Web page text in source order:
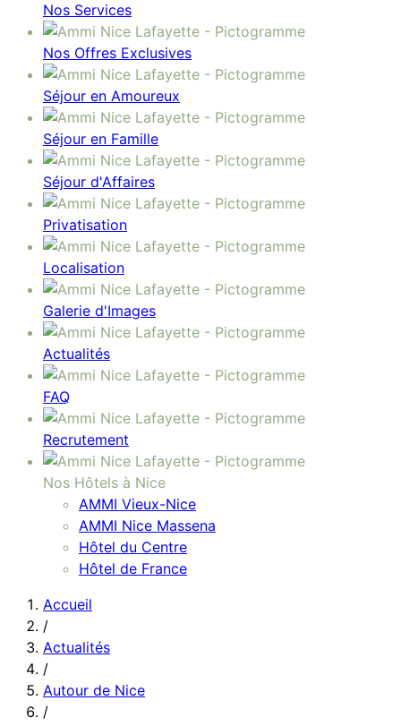
Nos Services
Nos Offres Exclusives
Séjour en Amoureux
Séjour en Famille
Séjour d'Affaires
Privatisation
Localisation
Galerie d'Images
Actualités
FAQ
Recrutement
Nos Hôtels à Nice
AMMI Vieux-Nice
AMMI Nice Massena
Hôtel du Centre
Hôtel de France
Accueil
/
Actualités
/
Autour de Nice
/